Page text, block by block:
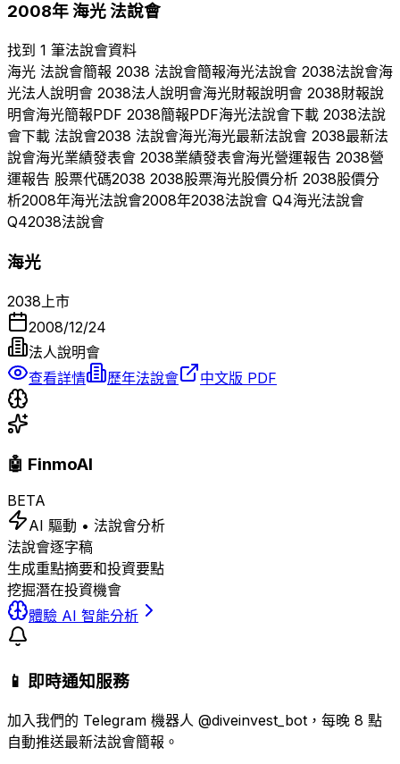
2008年海光法說會
找到 1 筆法說會資料
海光 法說會簡報 2038 法說會簡報海光法說會 2038法說會海
光法人說明會 2038法人說明會海光財報說明會 2038財報說
明會海光簡報PDF 2038簡報PDF海光法說會下載 2038法說
會下載 法說會2038 法說會海光海光最新法說會 2038最新法
說會海光業績發表會 2038業績發表會海光營運報告 2038營
運報告 股票代碼2038 2038股票海光股價分析 2038股價分
析2008年海光法說會2008年2038法說會 Q4海光法說會
Q42038法說會
海光
2038 上市
2008/12/24
法人說明會
查看詳情
歷年法說會 中文版 PDF
🤖 FinmoAI
BETA
AI 驅動 • 法說會分析
法說會逐字稿
生成重點摘要和投資要點
挖掘潛在投資機會
體驗 AI 智能分析
📱 即時通知服務
加入我們的 Telegram 機器人 @diveinvest_bot，每晚 8 點
自動推送最新法說會簡報。